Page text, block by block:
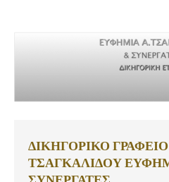
ΔΙΚΗΓΟΡΙΚΟ ΓΡΑΦΕΙΟ
ΤΣΑΓΚΑΛΙΔΟΥ